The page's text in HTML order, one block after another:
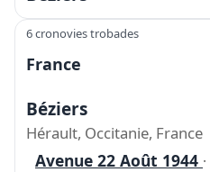
6 cronovies trobades
France
Béziers
Hérault, Occitanie, France
Avenue 22 Août 1944 ·